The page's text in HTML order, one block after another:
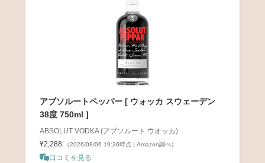
アブソルートペッパー [ ウォッカ スウェーデン
38度 750ml ]
ABSOLUT VODKA (アブソルート ウオッカ)
¥2,288
（2026/08/06 19:36時点 | Amazon調べ）
口コミを見る